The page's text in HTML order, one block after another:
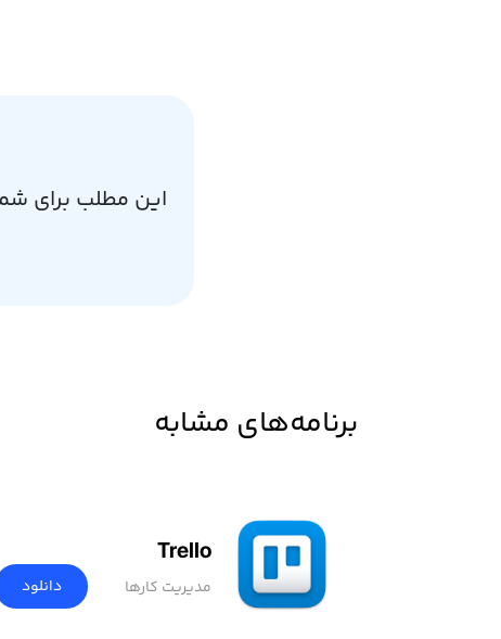
این مطلب برای
برنامه‌های مشابه
Trello
مدیریت کارها دانلود